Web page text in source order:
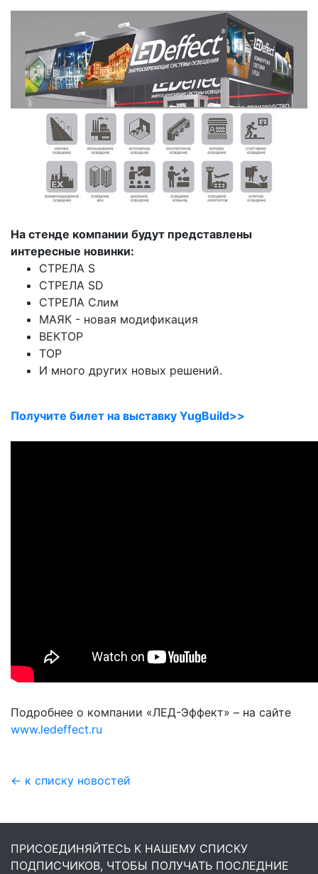
На стенде компании будут представлены
интересные новинки:
СТРЕЛА S
СТРЕЛА SD
СТРЕЛА Слим
МАЯК - новая модификация
ВЕКТОР
ТОР
И много других новых решений.
Получите билет на выставку YugBuild>>
Подробнее о компании «ЛЕД-Эффект» – на сайте
www.ledeffect.ru
← к списку новостей
ПРИСОЕДИНЯЙТЕСЬ К НАШЕМУ СПИСКУ
ПОДПИСЧИКОВ, ЧТОБЫ ПОЛУЧАТЬ ПОСЛЕДНИЕ